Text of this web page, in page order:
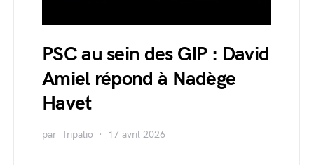
PSC au sein des GIP : David
Amiel répond à Nadège
Havet
par Tripalio 17 avril 2026